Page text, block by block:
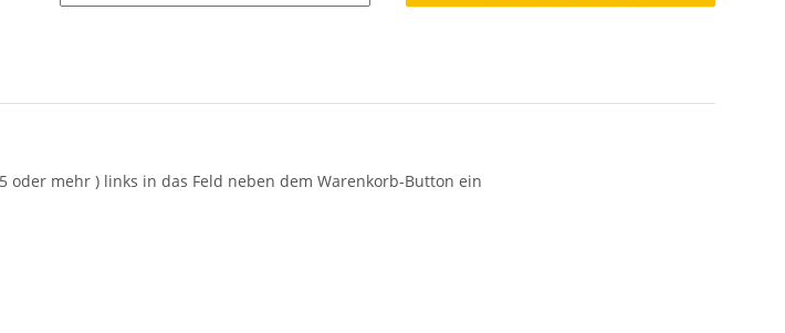
oder mehr ) links in das Feld neben dem Warenkorb-Button ein